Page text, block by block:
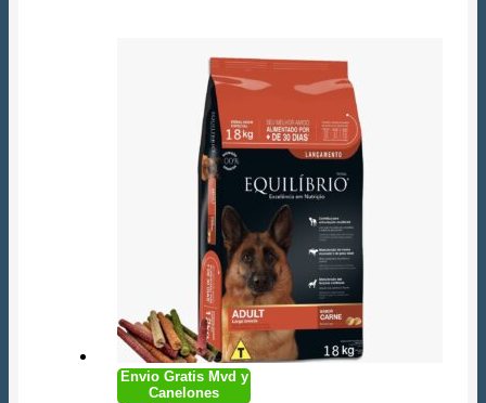
Envio Gratis Mvd y
Canelones